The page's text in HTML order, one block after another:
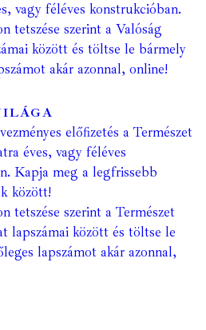
vagy féléves konstrukcióban.
tetszése szerint a Valóság
között és töltse le bármely
akár azonnal, online!
előfizetés a Természet
éves, vagy féléves
Kapja meg a legfrissebb
között!
tetszése szerint a Természet
lapszámai között és töltse le
lapszámot akár azonnal,